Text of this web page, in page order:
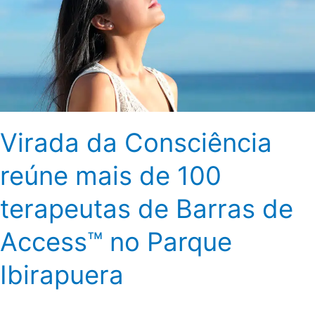
Virada da Consciência
reúne mais de 100
terapeutas de Barras de
Access™ no Parque
Ibirapuera
Parque
Ibirapuera